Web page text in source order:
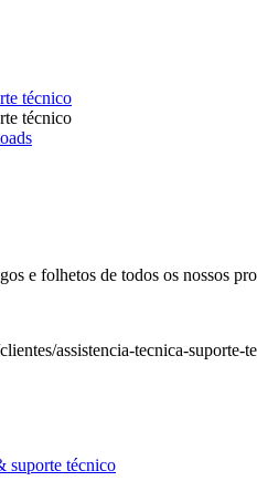
técnico
técnico
e folhetos de todos os nossos
assistencia-tecnica-suporte-
suporte técnico